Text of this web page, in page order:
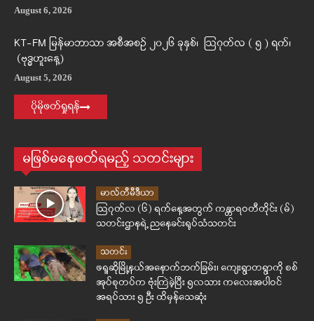
August 6, 2026
KT-FM မြန်မာဘာသာ အစီအစဉ် ၂၀၂၆ ခုနှစ်၊ ဩဂုတ်လ ( ၅ ) ရက်၊
(ဗုဒ္ဓဟူးနေ့)
August 5, 2026
ပိုမိုဖတ်ရှုရန်
မဖြစ်မနေဖတ်ရမည့် သတင်းများ
မာလ်တီမီဒီယာ
ဩဂုတ်လ (၆) ရက်နေ့အတွက် ကန္တာရဝတီတိုင်း (မ်)
သတင်းဌာနရဲ့ ညနေခင်းရုပ်သံသတင်း
သတင်း
ဖရူဆိုမြို့နယ်အနောက်ဘက်ခြမ်း၊ ကျေးရွာတရွာကို စစ်
အုပ်စုတပ်က ဗုံးကြဲခဲ့ပြီး ၅လသား ကလေးအပါဝင်
အရပ်သား ၅ ဦး ထိမှန်သေဆုံး